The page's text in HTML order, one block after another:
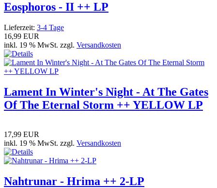
Eosphoros - II ++ LP
Lieferzeit: 3-4 Tage
16,99 EUR
inkl. 19 % MwSt. zzgl. Versandkosten
Lament In Winter's Night - At The Gates
Of The Eternal Storm ++ YELLOW LP
17,99 EUR
inkl. 19 % MwSt. zzgl. Versandkosten
Nahtrunar - Hrima ++ 2-LP